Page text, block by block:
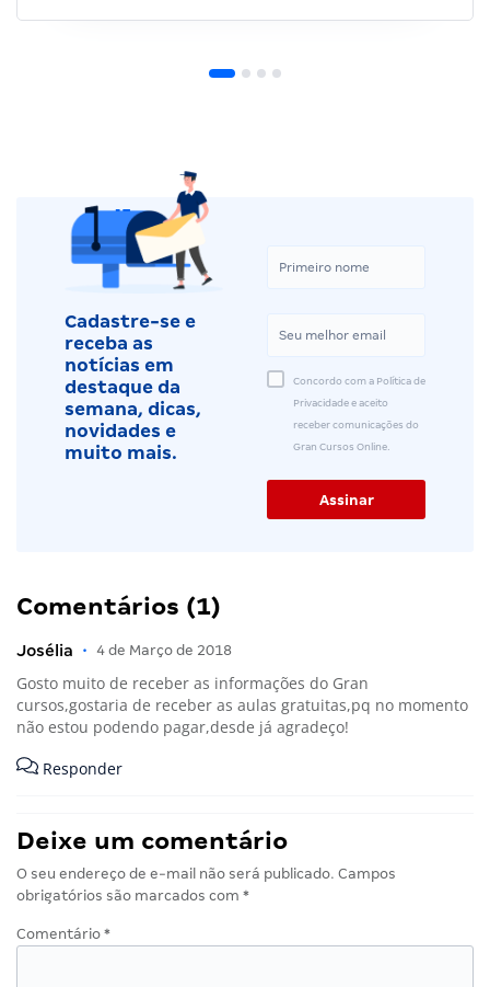
Cadastre-se e
receba as
notícias em
destaque da
semana, dicas,
novidades e
muito mais.
Concordo com a Política de
Privacidade e aceito
receber comunicações do
Gran Cursos Online.
Comentários (1)
Josélia • 4 de Março de 2018
Gosto muito de receber as informações do Gran
cursos,gostaria de receber as aulas gratuitas,pq no momento
não estou podendo pagar,desde já agradeço!
Responder
Deixe um comentário
O seu endereço de e-mail não será publicado. Campos
obrigatórios são marcados com *
Comentário *